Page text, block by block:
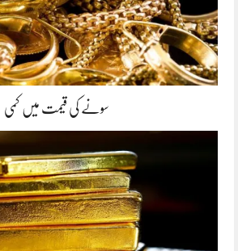
سونے کی قیمت میں کمی